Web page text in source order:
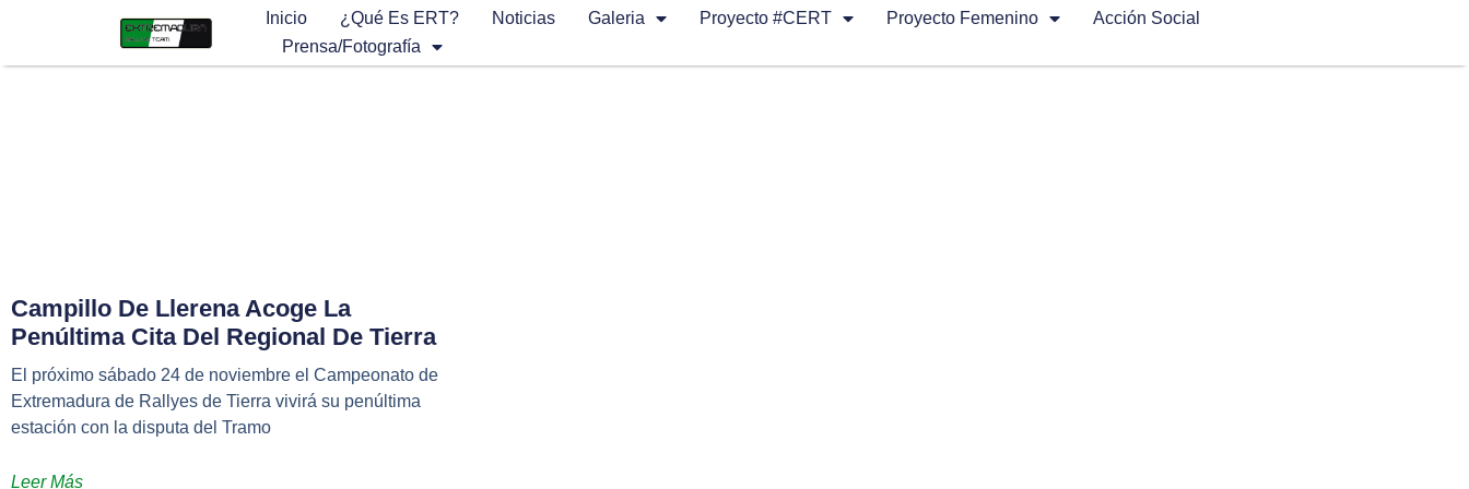
Inicio ¿Qué Es ERT? Noticias Galeria Proyecto #CERT Proyecto Femenino
Acción Social
Prensa/Fotografía
Campillo De Llerena Acoge La
Penúltima Cita Del Regional De Tierra
El próximo sábado 24 de noviembre el Campeonato de
Extremadura de Rallyes de Tierra vivirá su penúltima
estación con la disputa del Tramo
Leer Más